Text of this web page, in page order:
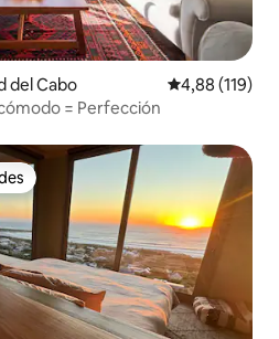
del Cabo Calificación
4,88 (119)
= Perfección
más destacados